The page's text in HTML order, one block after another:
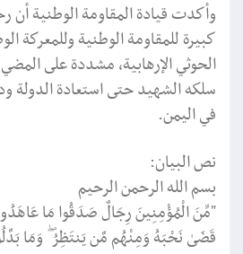
وأكدت قيادة المقاومة الوطنية أن
كبيرة للمقاومة الوطنية وللمعركة
الحوثي الإرهابية، مشددة على
سلكه الشهيد حتى استعادة الدولة
في اليمن.
نص البيان:
بسم الله الرحمن الرحيم
"مِّنَ الْمُؤْمِنِينَ رِجَالٌ صَدَقُوا مَا
قَضَىٰ نَحْبَهُ وَمِنْهُم مَّن يَنتَظِرُ ۖ وَمَا